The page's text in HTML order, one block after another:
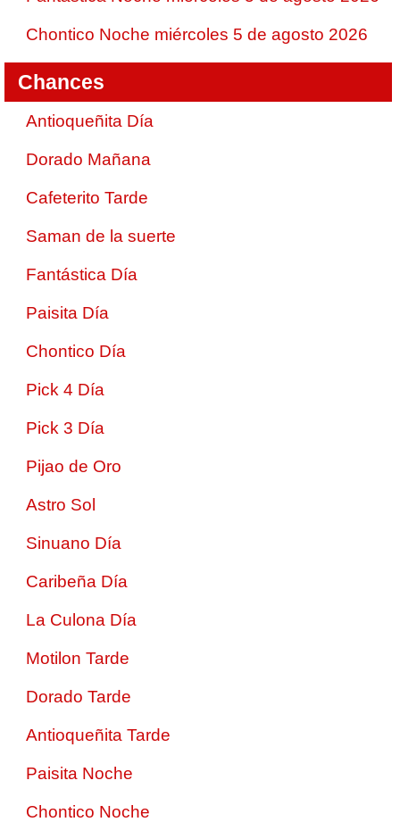
Chontico Noche miércoles 5 de agosto 2026
Chances
Antioqueñita Día
Dorado Mañana
Cafeterito Tarde
Saman de la suerte
Fantástica Día
Paisita Día
Chontico Día
Pick 4 Día
Pick 3 Día
Pijao de Oro
Astro Sol
Sinuano Día
Caribeña Día
La Culona Día
Motilon Tarde
Dorado Tarde
Antioqueñita Tarde
Paisita Noche
Chontico Noche